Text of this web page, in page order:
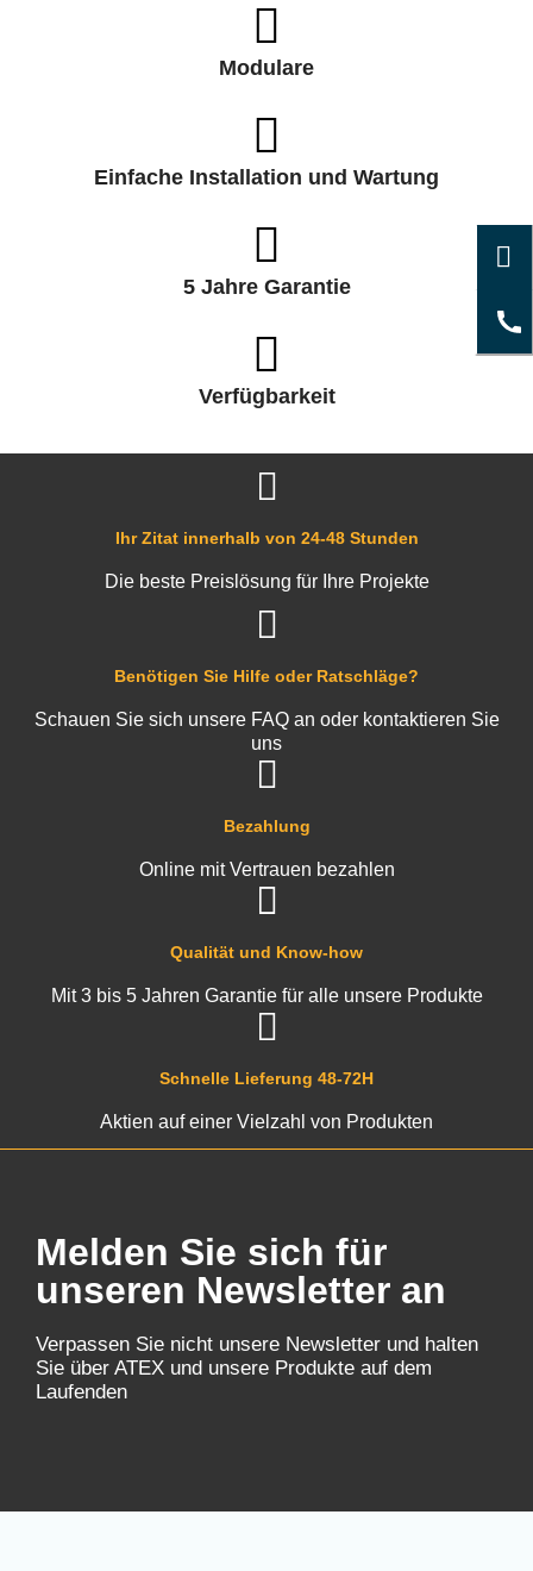
Modulare
Einfache Installation und Wartung
5 Jahre Garantie
Verfügbarkeit
Schnelle Lieferung 48-72H
Aktien auf einer Vielzahl von Produkten
Qualität und Know-how
Mit 3 bis 5 Jahren Garantie für alle unsere Produkte
Bezahlung
Online mit Vertrauen bezahlen
Benötigen Sie Hilfe oder Ratschläge?
Schauen Sie sich unsere FAQ an oder kontaktieren Sie
uns
Ihr Zitat innerhalb von 24-48 Stunden
Die beste Preislösung für Ihre Projekte
Melden Sie sich für
unseren Newsletter an
Verpassen Sie nicht unsere Newsletter und halten
Sie über ATEX und unsere Produkte auf dem
Laufenden